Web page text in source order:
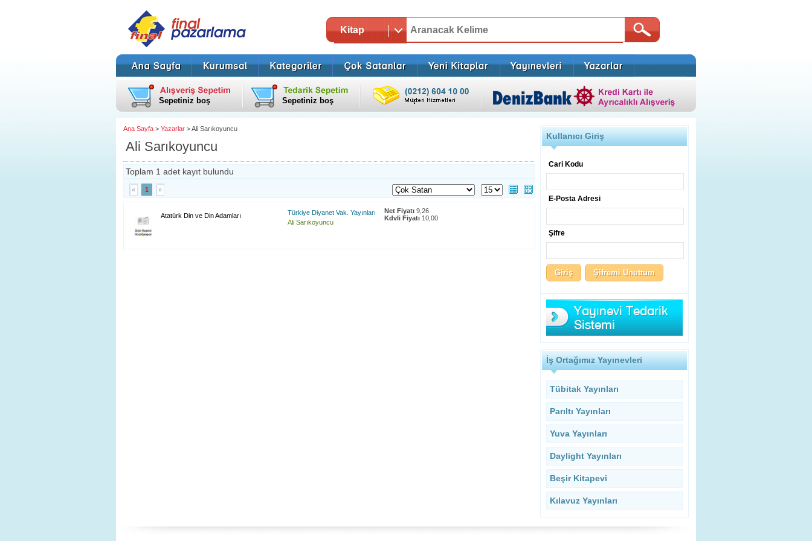
Kitap
Sepetiniz boş Sepetiniz boş
Ana Sayfa > Yazarlar > Ali Sarıkoyuncu
Ali Sarıkoyuncu
Toplam 1 adet kayıt bulundu
« 1 »
Atatürk Din ve Din Adamları
Türkiye Diyanet Vak. Yayınları
Ali Sarıkoyuncu
Net Fiyatı 9,26
Kdvli Fiyatı 10,00
Kullanıcı Giriş
Cari Kodu
E-Posta Adresi
Şifre
Şifremi Unuttum
İş Ortağımız Yayınevleri
Tübitak Yayınları
Parıltı Yayınları
Yuva Yayınları
Daylight Yayınları
Beşir Kitapevi
Kılavuz Yayınları